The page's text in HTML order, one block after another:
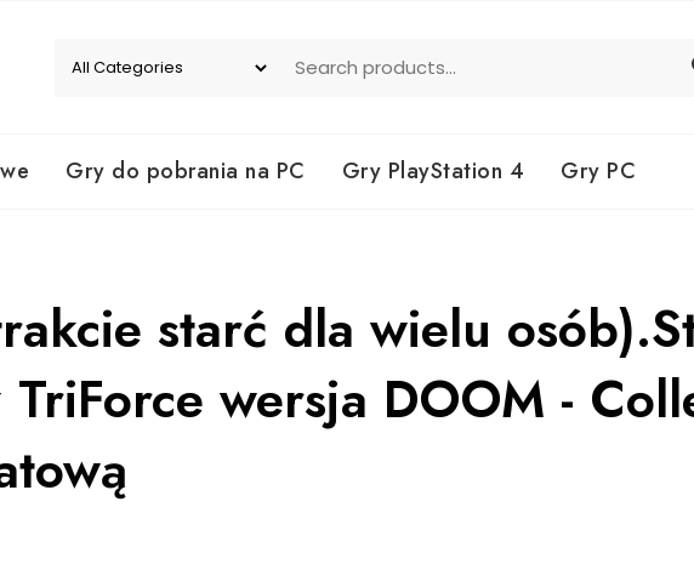
Gry do pobrania na PC Gry PlayStation 4 Gry PC
starć dla wielu
TriForce wersja DOOM -